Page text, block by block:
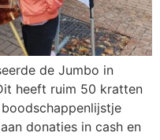
de Jumbo in
heeft ruim 50 kratten
donaties in cash en